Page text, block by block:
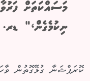
މަސައްކަތަށް
ނިކުމެގެން،"
ކޮރަޕްޝަނާ ގުޅޭގޮތުން